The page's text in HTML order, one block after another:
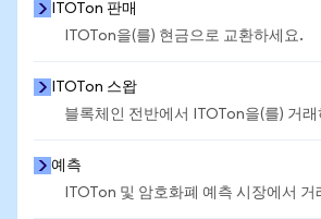
ITOTon 판매
ITOTon을(를) 현금으로 교환하세요.
ITOTon 스왑
블록체인 전반에서 ITOTon을(를) 거래
예측
ITOTon 및 암호화폐 예측 시장에서 거